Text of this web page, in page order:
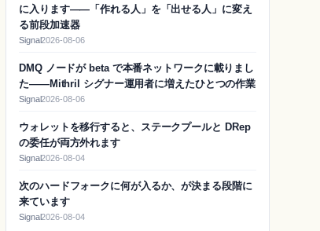
に入ります——「作れる人」を「出せる人」に変え
る前段加速器
Signal2026-08-06
DMQ ノードが beta で本番ネットワークに載りまし
た——Mithril シグナー運用者に増えたひとつの作業
Signal2026-08-06
ウォレットを移行すると、ステークプールと DRep
の委任が両方外れます
Signal2026-08-04
次のハードフォークに何が入るか、が決まる段階に
来ています
Signal2026-08-04